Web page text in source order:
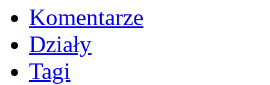
Komentarze
Działy
Tagi